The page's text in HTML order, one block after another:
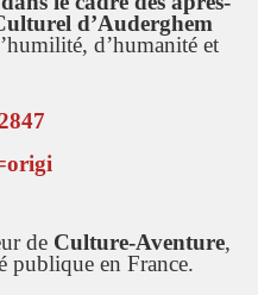
d’Auderghem
d’humanité et
de Culture-Aventure,
publique en France.